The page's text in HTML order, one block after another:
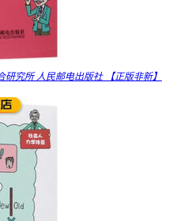
究所 人民邮电出版社 【正版非新】